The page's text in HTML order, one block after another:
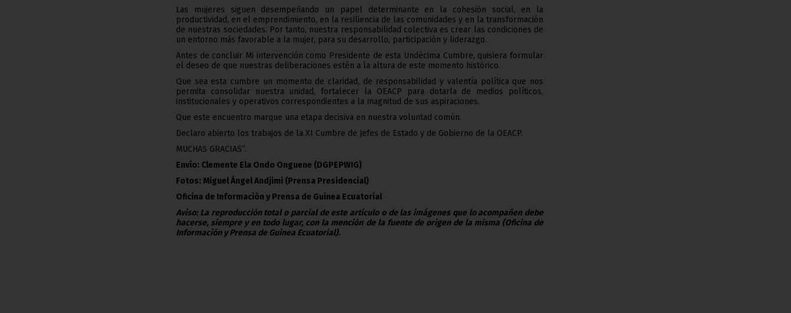
Las mujeres siguen desempeñando un papel determinante en la cohesión social, en la
productividad, en el emprendimiento, en la resiliencia de las comunidades y en la transformación
de nuestras sociedades. Por tanto, nuestra responsabilidad colectiva es crear las condiciones de
un entorno más favorable a la mujer, para su desarrollo, participación y liderazgo.
Antes de concluir Mi intervención como Presidente de esta Undécima Cumbre, quisiera formular
el deseo de que nuestras deliberaciones estén a la altura de este momento histórico.
Que sea esta cumbre un momento de claridad, de responsabilidad y valentía política que nos
permita consolidar nuestra unidad, fortalecer la OEACP para dotarla de medios políticos,
institucionales y operativos correspondientes a la magnitud de sus aspiraciones.
Que este encuentro marque una etapa decisiva en nuestra voluntad común.
Declaro abierto los trabajos de la XI Cumbre de Jefes de Estado y de Gobierno de la OEACP.
MUCHAS GRACIAS”.
Envío: Clemente Ela Ondo Onguene (DGPEPWIG)
Fotos: Miguel Ángel Andjimi (Prensa Presidencial)
Oficina de Información y Prensa de Guinea Ecuatorial
Aviso: La reproducción total o parcial de este artículo o de las imágenes que lo acompañen debe
hacerse, siempre y en todo lugar, con la mención de la fuente de origen de la misma (Oficina de
Información y Prensa de Guinea Ecuatorial).